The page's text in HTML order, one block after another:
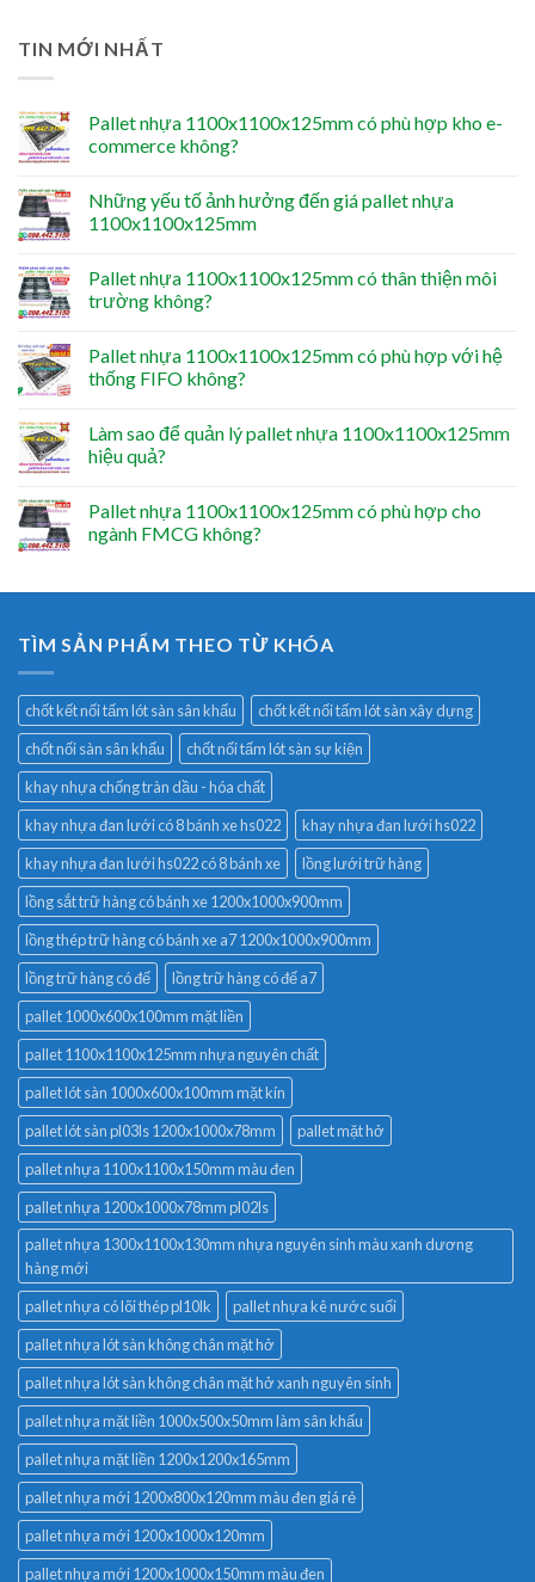
TIN MỚI NHẤT
Pallet nhựa 1100x1100x125mm có phù hợp kho e-
commerce không?
Những yếu tố ảnh hưởng đến giá pallet nhựa
1100x1100x125mm
Pallet nhựa 1100x1100x125mm có thân thiện môi
trường không?
Pallet nhựa 1100x1100x125mm có phù hợp với hệ
thống FIFO không?
Làm sao để quản lý pallet nhựa 1100x1100x125mm
hiệu quả?
Pallet nhựa 1100x1100x125mm có phù hợp cho
ngành FMCG không?
TÌM SẢN PHẨM THEO TỪ KHÓA
chốt kết nối tấm lót sàn sân khấu
chốt kết nối tấm lót sàn xây dựng
chốt nối sàn sân khấu
chốt nối tấm lót sàn sự kiện
khay nhựa chống tràn dầu - hóa chất
khay nhựa đan lưới có 8 bánh xe hs022
khay nhựa đan lưới hs022
khay nhựa đan lưới hs022 có 8 bánh xe
lồng lưới trữ hàng
lồng sắt trữ hàng có bánh xe 1200x1000x900mm
lồng thép trữ hàng có bánh xe a7 1200x1000x900mm
lồng trữ hàng có đế
lồng trữ hàng có đế a7
pallet 1000x600x100mm mặt liền
pallet 1100x1100x125mm nhựa nguyên chất
pallet lót sàn 1000x600x100mm mặt kín
pallet lót sàn pl03ls 1200x1000x78mm
pallet mặt hở
pallet nhựa 1100x1100x150mm màu đen
pallet nhựa 1200x1000x78mm pl02ls
pallet nhựa 1300x1100x130mm nhựa nguyên sinh màu xanh dương
hàng mới
pallet nhựa có lõi thép pl10lk
pallet nhựa kê nước suối
pallet nhựa lót sàn không chân mặt hở
pallet nhựa lót sàn không chân mặt hở xanh nguyên sinh
pallet nhựa mặt liền 1000x500x50mm làm sân khấu
pallet nhựa mặt liền 1200x1200x165mm
pallet nhựa mới 1200x800x120mm màu đen giá rẻ
pallet nhựa mới 1200x1000x120mm
pallet nhựa mới 1200x1000x150mm màu đen